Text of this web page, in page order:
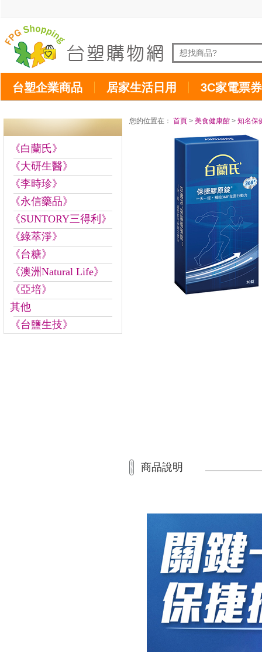
台塑企業商品 居家生活日用 3C家電票券
《白蘭氏》
《大研生醫》
《李時珍》
《永信藥品》
《SUNTORY三得利》
《綠萃淨》
《台糖》
《澳洲Natural Life》
《亞培》
其他
《台鹽生技》
您的位置在： 首頁 > 美食健康館 > 知名保
商品說明